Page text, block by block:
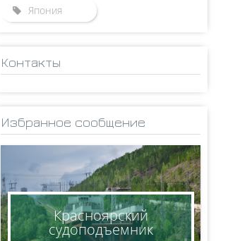
Япония
Контакты
КСЕНОФОНТОВ
ksen_nm@mail.ru
Избранное сообщение
Красноярский
судоподъемник